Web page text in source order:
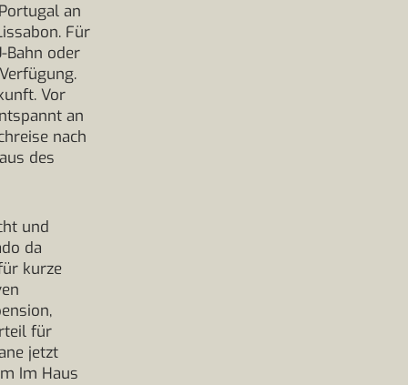
an
Für
Bahn oder
Vor
an
nach
des
und
da
kurze
für
jetzt
Im Haus